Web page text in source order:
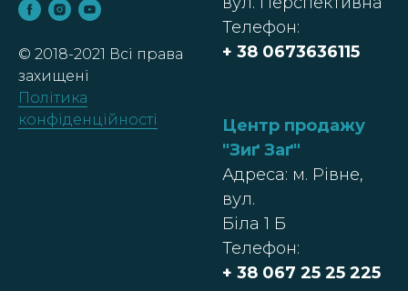
© 2018-2021 Всі права
захищені
Політика
конфіденційності
Телефон:
+ 38 0673636115
Центр продажу
"Зиґ Заґ"
Адреса: м. Рівне,
вул.
Біла 1 Б
Телефон:
+ 38 067 25 25 225